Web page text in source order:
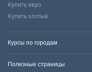
Купить евро
Купить злотый
Курсы по городам
Полезные страницы